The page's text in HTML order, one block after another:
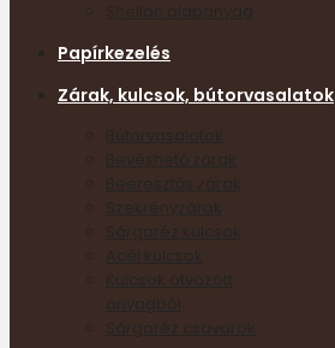
Papírkezelés
Zárak, kulcsok, bútorvasalatok
Bútorvasalatok
Bevéshető zárak
Beeresztős zárak
Szekrényzárak
Sárgaréz kulcsok
Acél kulcsok
Kulcsok ötvözött
Sárgaréz csavarok